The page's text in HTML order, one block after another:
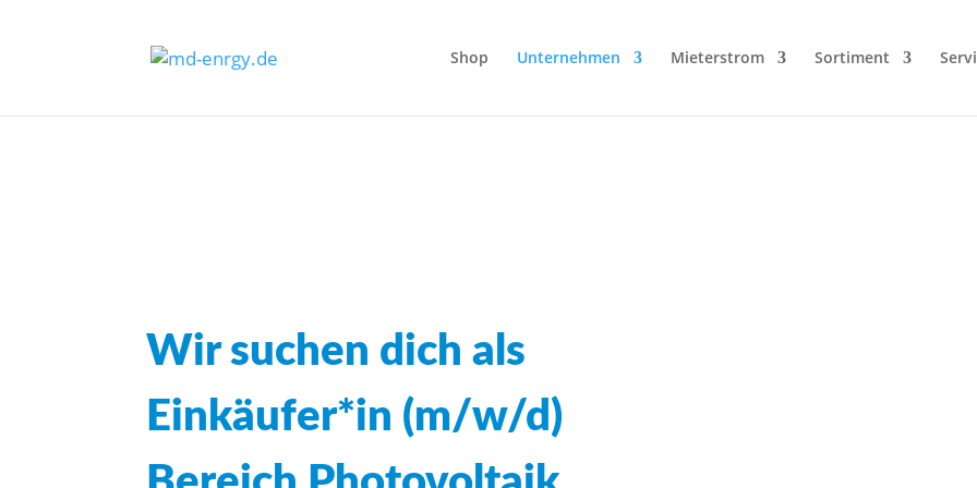
Shop Unternehmen Mieterstrom Sortiment
Wir suchen dich als
Einkäufer*in (m/w/d)